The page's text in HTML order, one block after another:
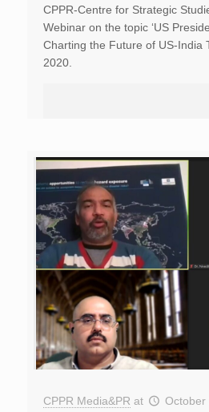
CPPR-Centre for Strategic
Webinar on the topic ‘US
Charting the Future of US-India
2020.
CPPR Media&PR at October